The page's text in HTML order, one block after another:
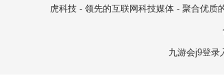
虎科技 - 领先的互联网科技媒体 - 聚合优质
九游会j9登录